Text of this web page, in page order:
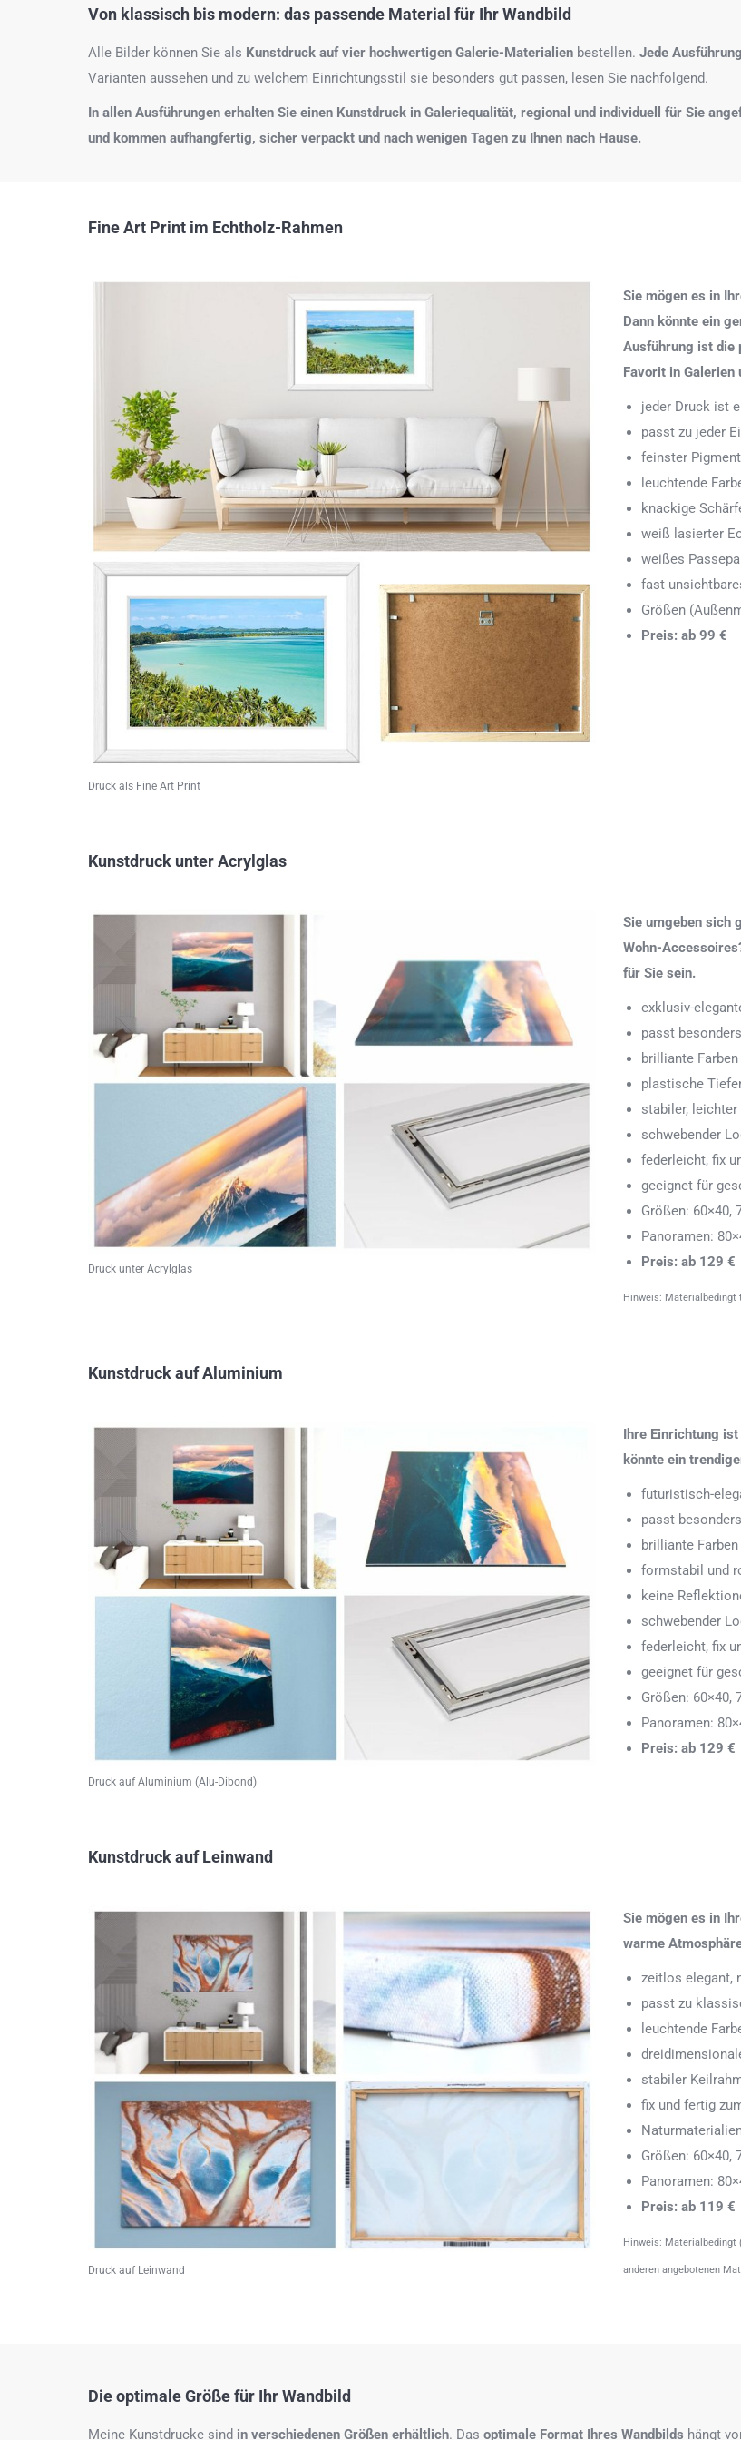
Von klassisch bis modern: das passende Material für Ihr Wandbild
Alle Bilder können Sie als Kunstdruck auf vier hochwertigen Galerie-Materialien bestellen. Jede Ausführung
Varianten aussehen und zu welchem Einrichtungsstil sie besonders gut passen, lesen Sie nachfolgend.
In allen Ausführungen erhalten Sie einen Kunstdruck in Galeriequalität, regional und individuell für Sie
und kommen aufhangfertig, sicher verpackt und nach wenigen Tagen zu Ihnen nach Hause.
Fine Art Print im Echtholz-Rahmen
Druck als Fine Art Print
Sie mögen es in
Dann könnte ein
Ausführung ist die
Favorit in Galerien
jeder Druck ist
passt zu jeder
feinster
leuchtende
knackige
weiß lasierter
weißes
fast
Größen
Preis: ab 99 €
Kunstdruck unter Acrylglas
Druck unter Acrylglas
Sie umgeben sich
Wohn-
für Sie sein.
exklusiv-
passt
brilliante
plastische
stabiler,
schwebender
federleicht, fix
geeignet für
Größen: 60×40,
Panoramen:
Preis: ab 129 €
Hinweis: Materialbedingt
Kunstdruck auf Aluminium
Druck auf Aluminium (Alu-Dibond)
Ihre Einrichtung
könnte ein
futuristisch-
passt
brilliante
formstabil und
keine
schwebender
federleicht, fix
geeignet für
Größen: 60×40,
Panoramen:
Preis: ab 129 €
Kunstdruck auf Leinwand
Druck auf Leinwand
Sie mögen es in
warme
zeitlos elegant,
passt zu
leuchtende
stabiler
fix und fertig
Größen: 60×40,
Panoramen:
Preis: ab 119 €
Hinweis: Materialbedingt
anderen angebotenen
Die optimale Größe für Ihr Wandbild
Meine Kunstdrucke sind in verschiedenen Größen erhältlich. Das optimale Format Ihres Wandbilds hängt